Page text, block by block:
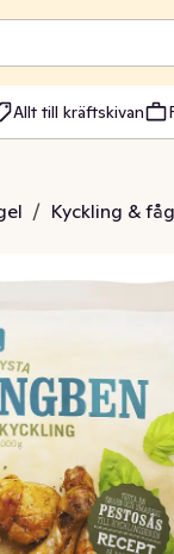
Allt till kräftskivan
/ Kyckling &